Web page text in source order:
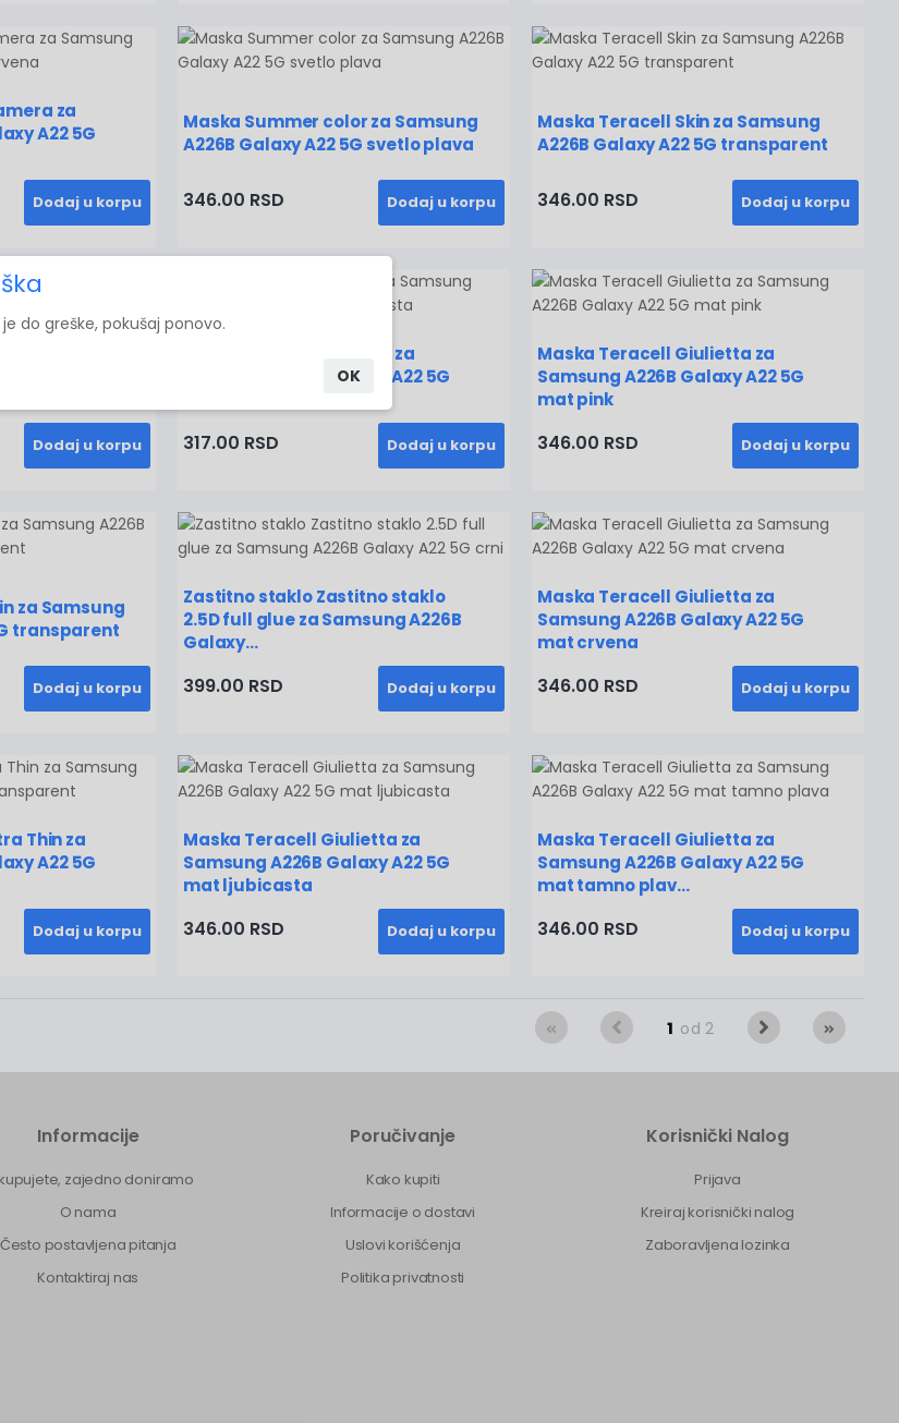
za
A22 5G
Dodaj u korpu
Maska Summer color za Samsung
A226B Galaxy A22 5G svetlo plava
346.00 RSD Dodaj u korpu
Maska Teracell Skin za Samsung
A226B Galaxy A22 5G transparent
346.00 RSD Dodaj u korpu
za
A22 5G
Dodaj u korpu
Maska Crashproof Back za
Samsung A226B Galaxy A22 5G
317.00 RSD Dodaj u korpu
Maska Teracell Giulietta za
Samsung A226B Galaxy A22 5G
mat pink
346.00 RSD Dodaj u korpu
za Samsung
transparent
Dodaj u korpu
Zastitno staklo Zastitno staklo
2.5D full glue za Samsung A226B
Galaxy...
399.00 RSD Dodaj u korpu
Maska Teracell Giulietta za
Samsung A226B Galaxy A22 5G
mat crvena
346.00 RSD Dodaj u korpu
Thin za
A22 5G
Dodaj u korpu
Maska Teracell Giulietta za
Samsung A226B Galaxy A22 5G
mat ljubicasta
346.00 RSD Dodaj u korpu
Maska Teracell Giulietta za
Samsung A226B Galaxy A22 5G
mat tamno plav...
346.00 RSD Dodaj u korpu
1 od 2
Informacije
zajedno doniramo
O nama
Često postavljena pitanja
Kontaktiraj nas
Poručivanje
Kako kupiti
Informacije o dostavi
Uslovi korišćenja
Politika privatnosti
Korisnički Nalog
Prijava
Kreiraj korisnički nalog
Zaboravljena lozinka
je do greške, pokušaj ponovo.
OK